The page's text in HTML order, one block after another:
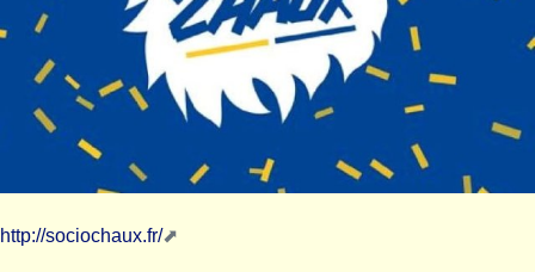
http://sociochaux.fr/